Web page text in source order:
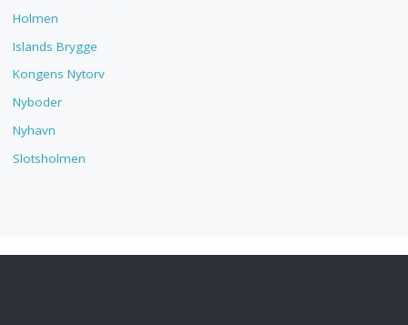
Holmen
Islands Brygge
Kongens Nytorv
Nyboder
Nyhavn
Slotsholmen